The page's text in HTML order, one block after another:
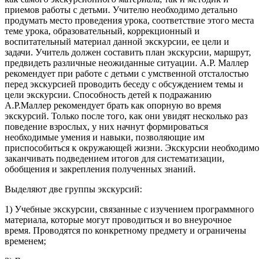
приемов работы с детьми. Учителю необходимо детально
продумать место проведения урока, соответствие этого места
теме урока, образовательный, коррекционный и
воспитательный материал данной экскурсии, ее цели и
задачи. Учитель должен составить план экскурсии, маршрут,
предвидеть различные неожиданные ситуации. А.Р. Маллер
рекомендует при работе с детьми с умственной отсталостью
перед экскурсией проводить беседу с обсуждением темы и
цели экскурсии. Способность детей к подражанию
А.Р.Маллер рекомендует брать как опорную во время
экскурсий. Только после того, как они увидят несколько раз
поведение взрослых, у них начнут формироваться
необходимые умения и навыки, позволяющие им
приспособиться к окружающей жизни. Экскурсии необходимо
заканчивать подведением итогов для систематизации,
обобщения и закрепления полученных знаний.
Выделяют две группы экскурсий:
1) Учебные экскурсии, связанные с изучением программного
материала, которые могут проводиться и во внеурочное
время. Проводятся по конкретному предмету и ограничены
временем;